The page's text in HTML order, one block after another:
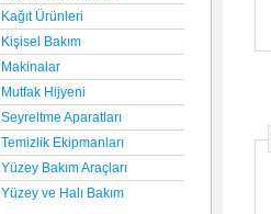
Kağıt Ürünleri
Kişisel Bakım
Makinalar
Mutfak Hijyeni
Seyreltme Aparatları
Temizlik Ekipmanları
Yüzey Bakım Araçları
Yüzey ve Halı Bakım